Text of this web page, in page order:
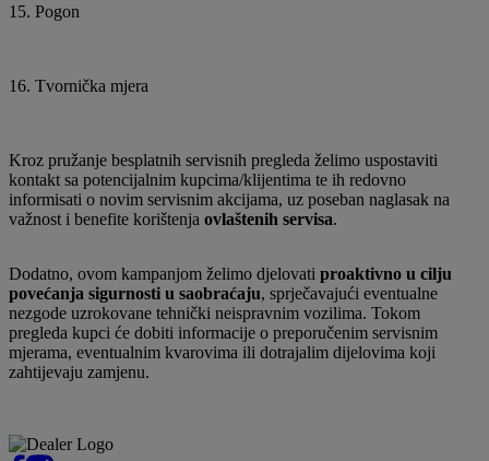
15. Pogon
16. Tvornička mjera
Kroz pružanje besplatnih servisnih pregleda želimo uspostaviti
kontakt sa potencijalnim kupcima/klijentima te ih redovno
informisati o novim servisnim akcijama, uz poseban naglasak na
važnost i benefite korištenja ovlaštenih servisa.
Dodatno, ovom kampanjom želimo djelovati proaktivno u cilju
povećanja sigurnosti u saobraćaju, sprječavajući eventualne
nezgode uzrokovane tehnički neispravnim vozilima. Tokom
pregleda kupci će dobiti informacije o preporučenim servisnim
mjerama, eventualnim kvarovima ili dotrajalim dijelovima koji
zahtijevaju zamjenu.